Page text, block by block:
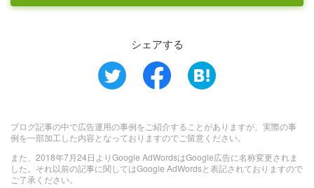
シェアする
ブログ記事の中で広告運用の事例をご紹介することがありますが、実際の事
例を一部加工した内容となっておりますのでご留意ください。
また、2018年7月24日よりGoogle AdWordsはGoogle広告に名称変更されま
した。それ以前の記事に関してはGoogle AdWordsと表記されておりますので
ご了承ください。